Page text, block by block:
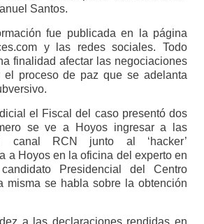
Santos.
fue publicada en la página
y las redes sociales. Todo
finalidad afectar las negociaciones
el proceso de paz que se adelanta
el Fiscal del caso presentó dos
se ve a Hoyos ingresar a las
canal RCN junto al ‘hacker’
a Hoyos en la oficina del experto en
Presidencial del Centro
misma se habla sobre la obtención